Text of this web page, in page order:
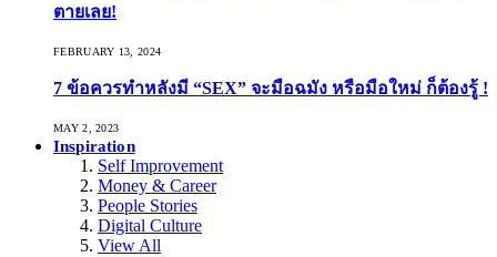
ตายเลย!
FEBRUARY 13, 2024
7 ข้อควรทำหลังมี “SEX” จะมือฉมัง หรือมือใหม่ ก็ต้องรู้ !
MAY 2, 2023
Inspiration
Self Improvement
Money & Career
People Stories
Digital Culture
View All